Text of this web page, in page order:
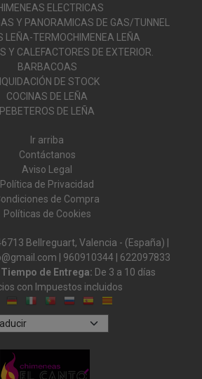
ELECTRICAS
Y PANORAMICAS DE GAS/TUNNEL
LEÑA-TERMOCHIMENEA LEÑA
Y CALEFACTORES DE EXTERIOR.
BARBACOAS
LIQUIDACIÓN DE STOCK
COCINAS DE LEÑA
PEBETEROS DE LEÑA
Ir arriba
Contáctanos
Aviso Legal
Política de Privacidad
de Compra
Políticas de Cookies
Bellreguart, Valencia - (España) |
| 960910344
622097833
Tiempo de Entrega: De 3 a 10 días
con Impuestos incluidos